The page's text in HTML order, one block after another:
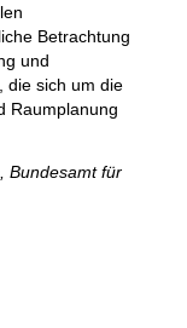
Betrachtung
und
die sich um die
Raumplanung
Bundesamt für